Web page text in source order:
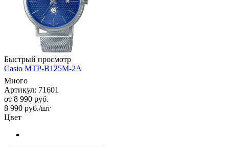
Быстрый просмотр
Casio MTP-B125M-2A
Много
Артикул: 71601
от 8 990 руб.
8 990 руб./шт
Цвет